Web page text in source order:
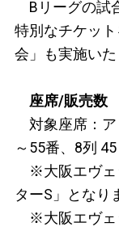
Bリーグの試
特別なチケッ
会」も実施いた
座席/販売数
対象座席：ア
～55番、8列
※大阪エヴェ
ターS」となり
※大阪エヴェ